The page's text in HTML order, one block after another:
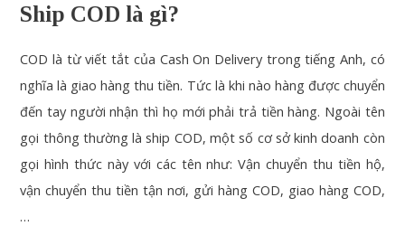
Ship COD là gì?
COD là từ viết tắt của Cash On Delivery trong tiếng Anh, có
nghĩa là giao hàng thu tiền. Tức là khi nào hàng được chuyển
đến tay người nhận thì họ mới phải trả tiền hàng. Ngoài tên
gọi thông thường là ship COD, một số cơ sở kinh doanh còn
gọi hình thức này với các tên như: Vận chuyển thu tiền hộ,
vận chuyển thu tiền tận nơi, gửi hàng COD, giao hàng COD,
…